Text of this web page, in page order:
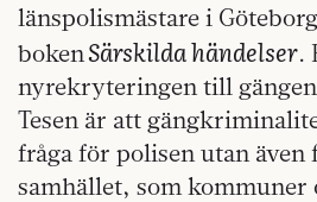
länspolismästare i
bokenSärskilda händelser.
nyrekryteringen till
Tesen är att
fråga för polisen utan även
samhället, som